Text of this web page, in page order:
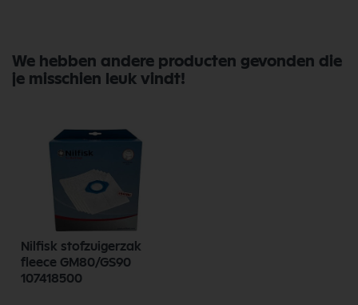
We hebben andere producten gevonden die
je misschien leuk vindt!
Nilfisk stofzuigerzak
fleece GM80/GS90
107418500